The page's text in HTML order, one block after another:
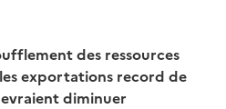
des ressources
exportations record de
diminuer